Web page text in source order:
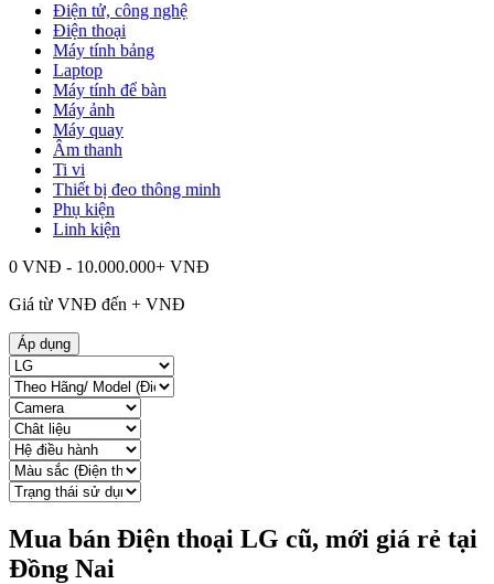
Điện tử, công nghệ
Điện thoại
Máy tính bảng
Laptop
Máy tính để bàn
Máy ảnh
Máy quay
Âm thanh
Ti vi
Thiết bị đeo thông minh
Phụ kiện
Linh kiện
0 VNĐ - 10.000.000+ VNĐ
Giá từ VNĐ đến + VNĐ
Áp dụng
Mua bán Điện thoại LG cũ, mới giá rẻ tại
Đồng Nai